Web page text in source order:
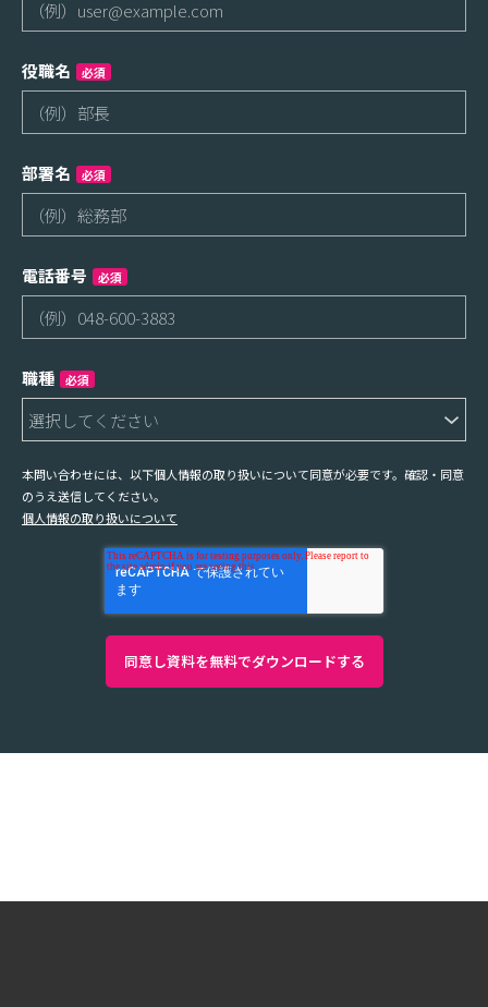
役職名 必須
部署名 必須
電話番号 必須
職種 必須
本問い合わせには、以下個人情報の取り扱いについて同意が必要です。確認・同意
のうえ送信してください。
個人情報の取り扱いについて